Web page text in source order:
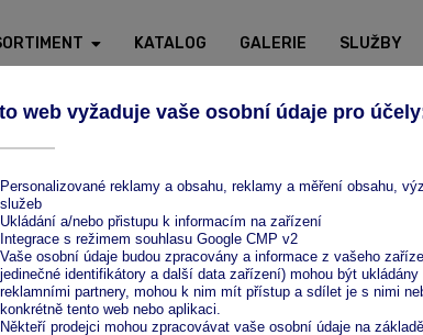
KATALOG GALERIE SLUŽBY
Ze zeptání
Pošlete nám
naceníme.